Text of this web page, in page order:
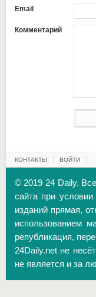
Email
Комментарий
КОНТАКТЫ ВОЙТИ
© 2019 24 Daily.
сайта при
изданий прямая,
использованием
републикация,
24Daily.net не
не является и за